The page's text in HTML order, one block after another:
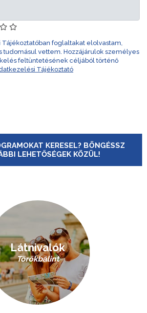
foglaltakat elolvastam,
vettem. Hozzájárulok személyes
feltüntetésének céljából történő
Tájékoztató
KERESEL? BÖNGÉSSZ
LEHETŐSÉGEK KÖZÜL!
Látnivalók
Törökbálint